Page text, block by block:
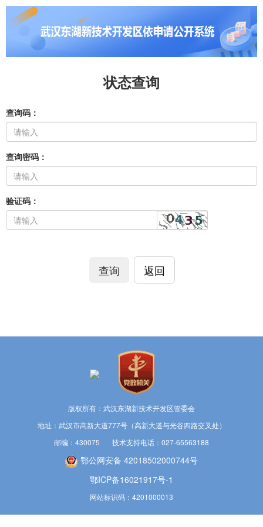
状态查询
查询码：
查询密码：
验证码：
查询 返回
版权所有：武汉东湖新技术开发区管委会
地址：武汉市高新大道777号（高新大道与光谷四路交叉处）
邮编：430075 技术支持电话：027-65563188
鄂公网安备 42018502000744号
鄂ICP备16021917号-1
网站标识码：4201000013